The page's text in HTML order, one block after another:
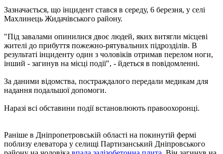
Зазначається, що інцидент стався в середу, 6 березня, у селі
Махлинець Жидачівського району.
"Під завалами опинилися двоє людей, яких витягли місцеві
жителі до прибуття пожежно-рятувальних підрозділів. В
результаті інциденту один з чоловіків отримав перелом ноги,
інший - загинув на місці події", - йдеться в повідомленні.
За даними відомства, постраждалого передали медикам для
надання подальшої допомоги.
Наразі всі обставини події встановлюють правоохоронці.
Раніше в Дніпропетровській області на покинутій фермі
поблизу елеватора у селищі Партизанський Дніпровського